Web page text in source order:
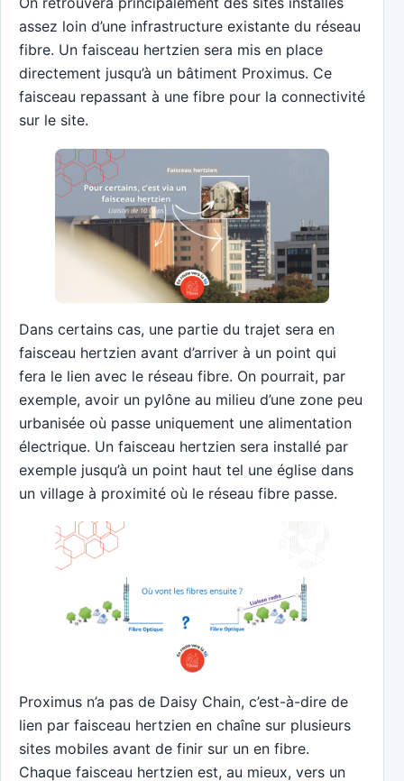
assez loin d’une infrastructure existante du réseau
fibre. Un faisceau hertzien sera mis en place
directement jusqu’à un bâtiment Proximus. Ce
faisceau repassant à une fibre pour la connectivité
sur le site.
Dans certains cas, une partie du trajet sera en
faisceau hertzien avant d’arriver à un point qui
fera le lien avec le réseau fibre. On pourrait, par
exemple, avoir un pylône au milieu d’une zone peu
urbanisée où passe uniquement une alimentation
électrique. Un faisceau hertzien sera installé par
exemple jusqu’à un point haut tel une église dans
un village à proximité où le réseau fibre passe.
Proximus n’a pas de Daisy Chain, c’est-à-dire de
lien par faisceau hertzien en chaîne sur plusieurs
sites mobiles avant de finir sur un en fibre.
Chaque faisceau hertzien est, au mieux, vers un